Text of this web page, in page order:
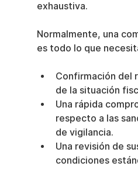
exhaustiva.
Normalmente, una
es todo lo que
Confirmación del
de la situación
Una rápida
respecto a las
de vigilancia.
Una revisión de
condiciones